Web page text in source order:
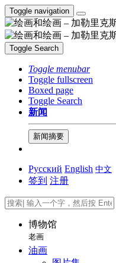
Toggle navigation
Toggle Search
Toggle menubar
Toggle fullscreen
Boxed page
Toggle Search
新闻
新闻摘要
Русский English 中文
签到 注册
博物馆
老画
油画